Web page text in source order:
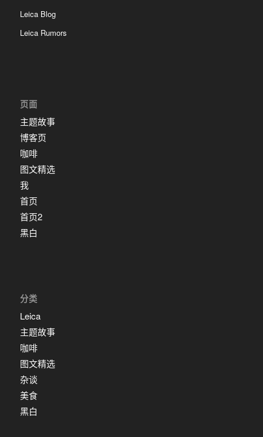
Leica Blog
Leica Rumors
页面
主题故事
博客页
咖啡
图文精选
我
首页
首页2
黑白
分类
Leica
主题故事
咖啡
图文精选
杂谈
美食
黑白